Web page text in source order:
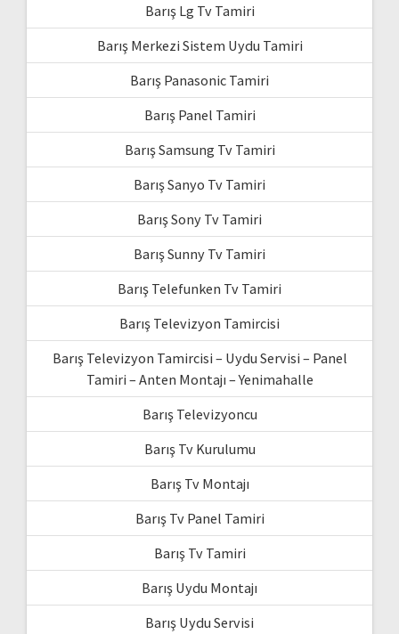
Barış Lg Tv Tamiri
Barış Merkezi Sistem Uydu Tamiri
Barış Panasonic Tamiri
Barış Panel Tamiri
Barış Samsung Tv Tamiri
Barış Sanyo Tv Tamiri
Barış Sony Tv Tamiri
Barış Sunny Tv Tamiri
Barış Telefunken Tv Tamiri
Barış Televizyon Tamircisi
Barış Televizyon Tamircisi – Uydu Servisi – Panel
Tamiri – Anten Montajı – Yenimahalle
Barış Televizyoncu
Barış Tv Kurulumu
Barış Tv Montajı
Barış Tv Panel Tamiri
Barış Tv Tamiri
Barış Uydu Montajı
Barış Uydu Servisi